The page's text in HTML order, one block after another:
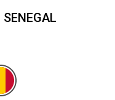
SENEGAL